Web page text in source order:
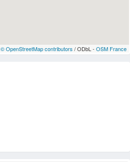
© OpenStreetMap contributors / ODbL - OSM France